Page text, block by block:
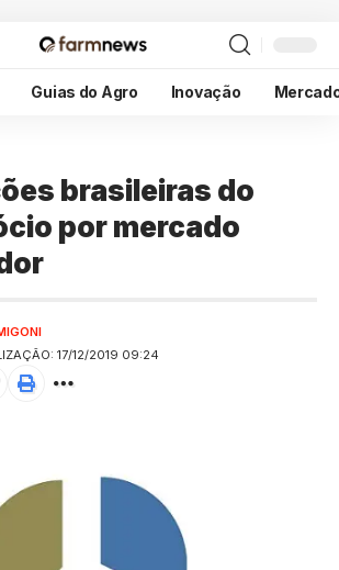
Guias do Agro Inovação
brasileiras do
por mercado
17/12/2019 09:24